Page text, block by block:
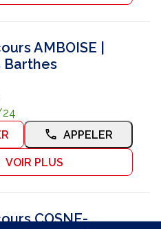
AMBOISE |
Barthes
APPELER
VOIR PLUS
COSNE-